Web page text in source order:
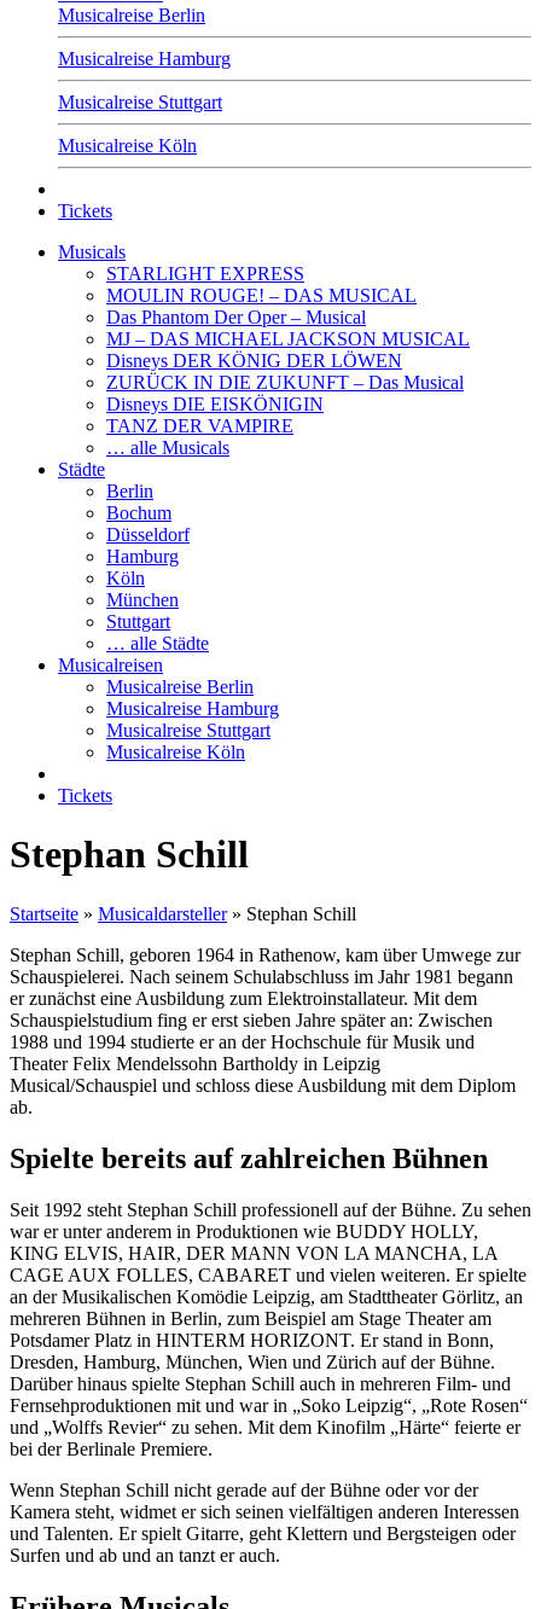
Musicalreise Berlin
Musicalreise Hamburg
Musicalreise Stuttgart
Musicalreise Köln
Tickets
Musicals
STARLIGHT EXPRESS
MOULIN ROUGE! – DAS MUSICAL
Das Phantom Der Oper – Musical
MJ – DAS MICHAEL JACKSON MUSICAL
Disneys DER KÖNIG DER LÖWEN
ZURÜCK IN DIE ZUKUNFT – Das Musical
Disneys DIE EISKÖNIGIN
TANZ DER VAMPIRE
… alle Musicals
Städte
Berlin
Bochum
Düsseldorf
Hamburg
Köln
München
Stuttgart
… alle Städte
Musicalreisen
Musicalreise Berlin
Musicalreise Hamburg
Musicalreise Stuttgart
Musicalreise Köln
Tickets
Stephan Schill
Startseite » Musicaldarsteller» Stephan Schill
Stephan Schill, geboren 1964 in Rathenow, kam über Umwege zur
Schauspielerei. Nach seinem Schulabschluss im Jahr 1981 begann
er zunächst eine Ausbildung zum Elektroinstallateur. Mit dem
Schauspielstudium fing er erst sieben Jahre später an: Zwischen
1988 und 1994 studierte er an der Hochschule für Musik und
Theater Felix Mendelssohn Bartholdy in Leipzig
Musical/Schauspiel und schloss diese Ausbildung mit dem Diplom
ab.
Spielte bereits auf zahlreichen Bühnen
Seit 1992 steht Stephan Schill professionell auf der Bühne. Zu sehen
war er unter anderem in Produktionen wie BUDDY HOLLY,
KING ELVIS, HAIR, DER MANN VON LA MANCHA, LA
CAGE AUX FOLLES, CABARET und vielen weiteren. Er spielte
an der Musikalischen Komödie Leipzig, am Stadttheater Görlitz, an
mehreren Bühnen in Berlin, zum Beispiel am Stage Theater am
Potsdamer Platz in HINTERM HORIZONT. Er stand in Bonn,
Dresden, Hamburg, München, Wien und Zürich auf der Bühne.
Darüber hinaus spielte Stephan Schill auch in mehreren Film- und
Fernsehproduktionen mit und war in „Soko Leipzig“, „Rote Rosen“
und „Wolffs Revier“ zu sehen. Mit dem Kinofilm „Härte“ feierte er
bei der Berlinale Premiere.
Wenn Stephan Schill nicht gerade auf der Bühne oder vor der
Kamera steht, widmet er sich seinen vielfältigen anderen Interessen
und Talenten. Er spielt Gitarre, geht Klettern und Bergsteigen oder
Surfen und ab und an tanzt er auch.